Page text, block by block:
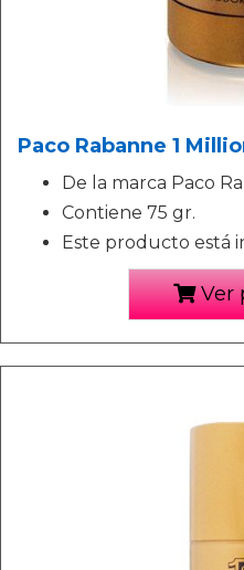
Paco Rabanne 1
De la marca Paco
Contiene 75 gr.
Este producto está
Ver